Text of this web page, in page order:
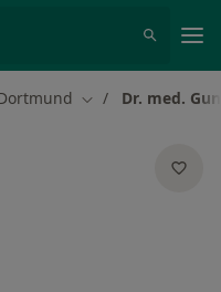
Stadt ändern
Dr. med.